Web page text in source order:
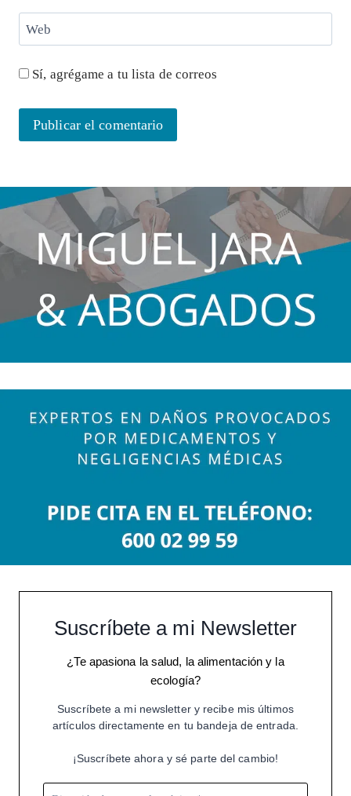
Web
Sí, agrégame a tu lista de correos
Suscríbete a mi Newsletter
¿Te apasiona la salud, la alimentación y la
ecología?
Suscríbete a mi newsletter y recibe mis últimos
artículos directamente en tu bandeja de entrada.
¡Suscríbete ahora y sé parte del cambio!